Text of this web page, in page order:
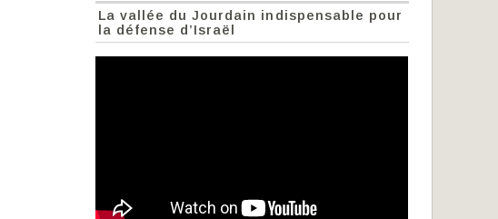
La vallée du Jourdain indispensable pour
la défense d’Israël